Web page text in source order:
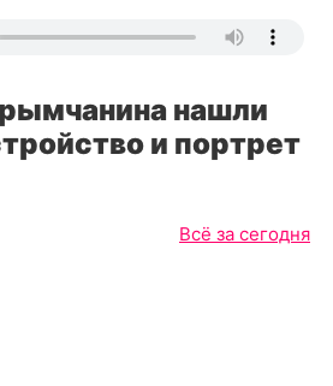
нашли
и портрет
Всё за сегодня